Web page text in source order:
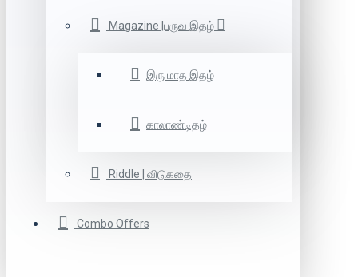
Magazine |பருவ இதழ்
இரு மாத இதழ்
காலாண்டிதழ்
Riddle | விடுகதை
Combo Offers